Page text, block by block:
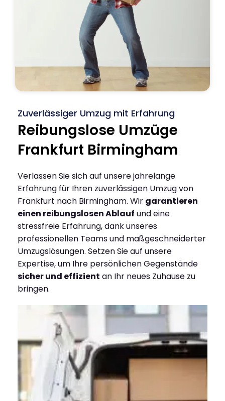
Zuverlässiger Umzug mit Erfahrung
Reibungslose Umzüge
Frankfurt Birmingham
Verlassen Sie sich auf unsere jahrelange
Erfahrung für Ihren zuverlässigen Umzug von
Frankfurt nach Birmingham. Wir garantieren
einen reibungslosen Ablauf und eine
stressfreie Erfahrung, dank unseres
professionellen Teams und maßgeschneiderter
Umzugslösungen. Setzen Sie auf unsere
Expertise, um Ihre persönlichen Gegenstände
sicher und effizient an Ihr neues Zuhause zu
bringen.